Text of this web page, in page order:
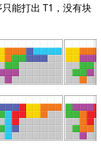
能打出 T1，没有块